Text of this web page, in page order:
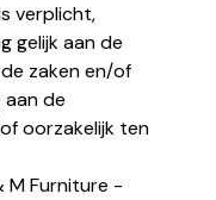
verplicht,
gelijk aan de
zaken en/of
de
oorzakelijk ten
M Furniture -